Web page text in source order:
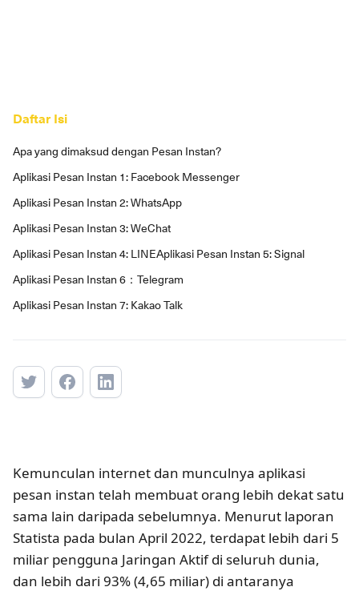
Daftar Isi
Apa yang dimaksud dengan Pesan Instan?
Aplikasi Pesan Instan 1: Facebook Messenger
Aplikasi Pesan Instan 2: WhatsApp
Aplikasi Pesan Instan 3: WeChat
Aplikasi Pesan Instan 4: LINEAplikasi Pesan Instan 5: Signal
Aplikasi Pesan Instan 6：Telegram
Aplikasi Pesan Instan 7: Kakao Talk
Kemunculan internet dan munculnya aplikasi
pesan instan telah membuat orang lebih dekat satu
sama lain daripada sebelumnya. Menurut laporan
Statista pada bulan April 2022, terdapat lebih dari 5
miliar pengguna Jaringan Aktif di seluruh dunia,
dan lebih dari 93% (4,65 miliar) di antaranya